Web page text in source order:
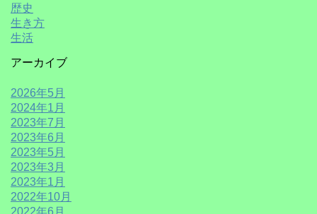
歴史
生き方
生活
アーカイブ
2026年5月
2024年1月
2023年7月
2023年6月
2023年5月
2023年3月
2023年1月
2022年10月
2022年6月